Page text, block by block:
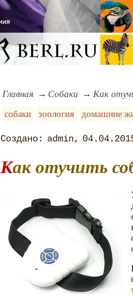
Главная Собаки
Как
собаки
зоология домашние
admin
Как отучить